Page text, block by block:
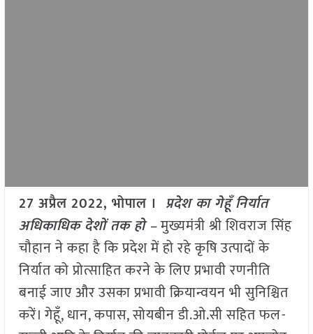
27 अप्रैल 2022, भोपाल । प्रदेश का गेहूँ निर्यात
अधिकाधिक देशों तक हो –मुख्यमंत्री श्री शिवराज सिंह
चौहान ने कहा है कि प्रदेश में हो रहे कृषि उत्पादों के
निर्यात को प्रोत्साहित करने के लिए प्रभावी रणनीति
बनाई जाए और उसका प्रभावी क्रियान्वयन भी सुनिश्चित
करें। गेहूँ,धान,कपास,सोयबीन डी.ओ.सी सहित फल-